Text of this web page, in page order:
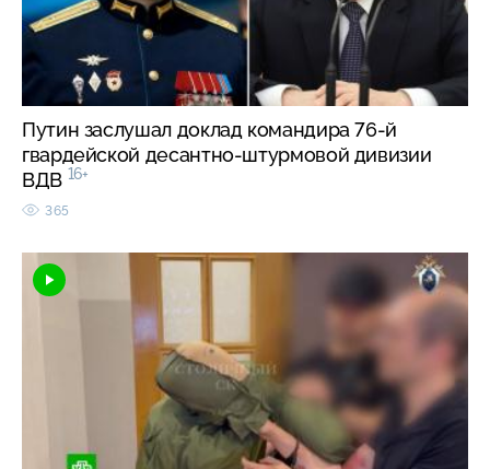
Путин заслушал доклад командира 76-й
гвардейской десантно-штурмовой дивизии
ВДВ 16+
365